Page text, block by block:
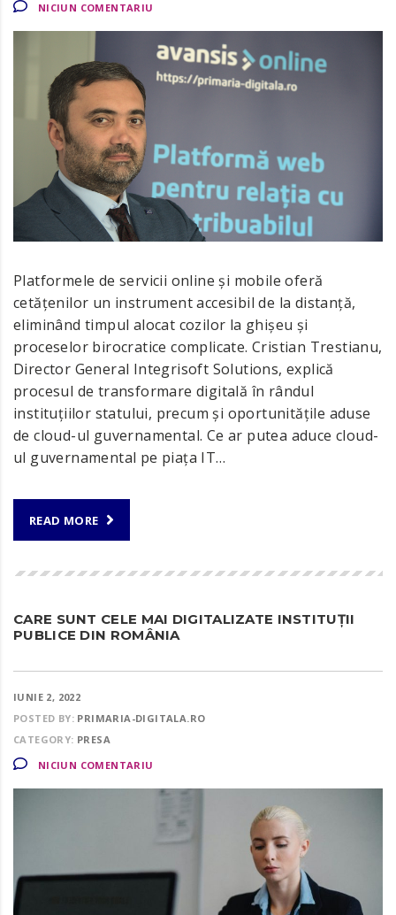
NICIUN COMENTARIU
Platformele de servicii online și mobile oferă
cetățenilor un instrument accesibil de la distanță,
eliminând timpul alocat cozilor la ghișeu și
proceselor birocratice complicate. Cristian Trestianu,
Director General Integrisoft Solutions, explică
procesul de transformare digitală în rândul
instituțiilor statului, precum și oportunitățile aduse
de cloud-ul guvernamental. Ce ar putea aduce cloud-
ul guvernamental pe piața IT…
READ MORE
CARE SUNT CELE MAI DIGITALIZATE INSTITUȚII
PUBLICE DIN ROMÂNIA
IUNIE 2, 2022
POSTED BY: PRIMARIA-DIGITALA.RO
CATEGORY: PRESA
NICIUN COMENTARIU